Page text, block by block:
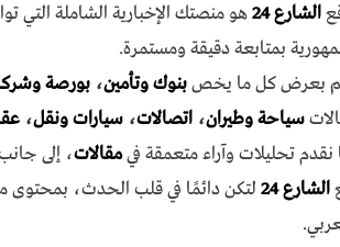
الشارع 24 هو منصتك الإخبارية الشاملة التي
بمتابعة دقيقة ومستمرة.
بعرض كل ما يخصبنوك وتأمين، بورصة
سياحة وطيران، اتصالات، سيارات ونقل،
نقدم تحليلات وآراء متعمقة فيمقالات، إلى
الشارع 24
لتكن دائمًا في قلب الحدث، بمحتوى